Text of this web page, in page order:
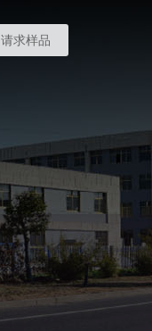
请求样品